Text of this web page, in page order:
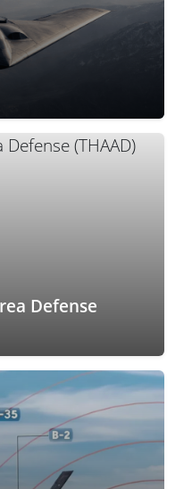
Defense